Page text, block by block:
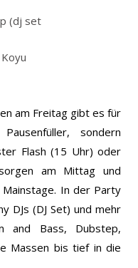
(dj set
am Freitag gibt es für
sondern
Flash (15 Uhr) oder
am Mittag und
In der Party
DJs (DJ Set) und mehr
and Bass, Dubstep,
Massen bis tief in die